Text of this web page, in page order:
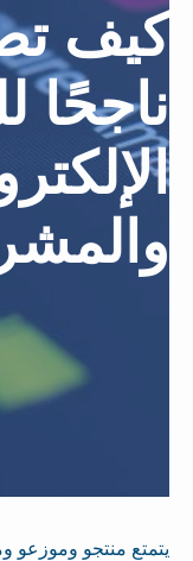
كيف
ناجحًا
يتمتع منتجو وموزعو